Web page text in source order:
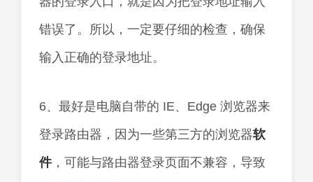
错误了。所以，一定要仔细的检查，确保
输入正确的登录地址。
6、最好是电脑自带的 IE、Edge 浏览器来
登录路由器，因为一些第三方的浏览器软
件，可能与路由器登录页面不兼容，导致